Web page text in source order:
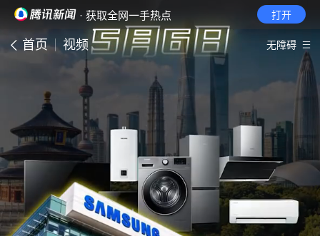
· 获取全网一手热点 打开
首页 视频 无障碍